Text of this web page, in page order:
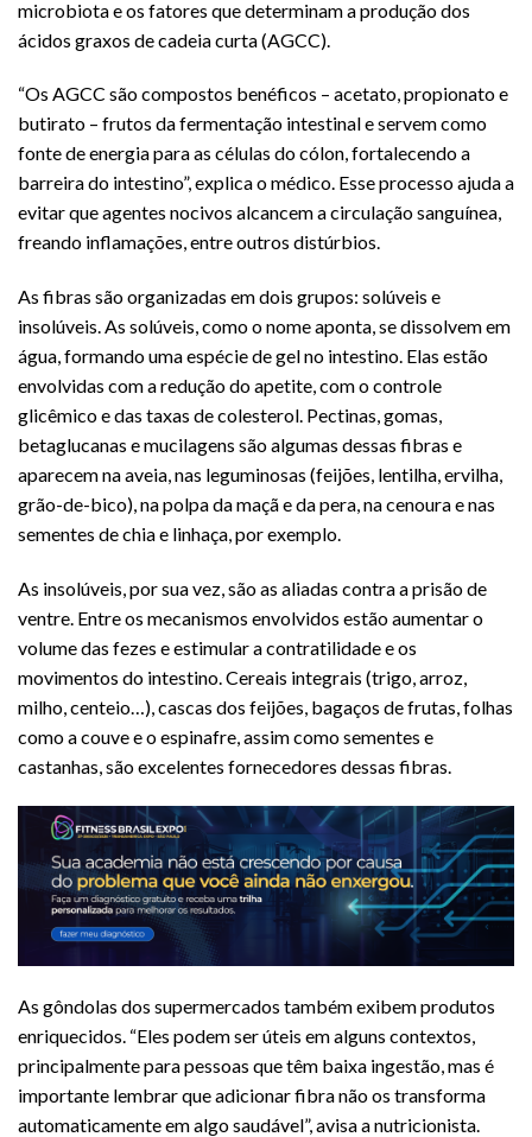
microbiota e os fatores que determinam a produção dos
ácidos graxos de cadeia curta (AGCC).
“Os AGCC são compostos benéficos – acetato, propionato e
butirato – frutos da fermentação intestinal e servem como
fonte de energia para as células do cólon, fortalecendo a
barreira do intestino”, explica o médico. Esse processo ajuda a
evitar que agentes nocivos alcancem a circulação sanguínea,
freando inflamações, entre outros distúrbios.
As fibras são organizadas em dois grupos: solúveis e
insolúveis. As solúveis, como o nome aponta, se dissolvem em
água, formando uma espécie de gel no intestino. Elas estão
envolvidas com a redução do apetite, com o controle
glicêmico e das taxas de colesterol. Pectinas, gomas,
betaglucanas e mucilagens são algumas dessas fibras e
aparecem na aveia, nas leguminosas (feijões, lentilha, ervilha,
grão-de-bico), na polpa da maçã e da pera, na cenoura e nas
sementes de chia e linhaça, por exemplo.
As insolúveis, por sua vez, são as aliadas contra a prisão de
ventre. Entre os mecanismos envolvidos estão aumentar o
volume das fezes e estimular a contratilidade e os
movimentos do intestino. Cereais integrais (trigo, arroz,
milho, centeio…), cascas dos feijões, bagaços de frutas, folhas
como a couve e o espinafre, assim como sementes e
castanhas, são excelentes fornecedores dessas fibras.
As gôndolas dos supermercados também exibem produtos
enriquecidos. “Eles podem ser úteis em alguns contextos,
principalmente para pessoas que têm baixa ingestão, mas é
importante lembrar que adicionar fibra não os transforma
automaticamente em algo saudável”, avisa a nutricionista.